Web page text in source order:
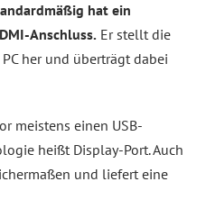
hat ein
Anschluss. Er stellt die
her und überträgt dabei
meistens einen USB-
heißt Display-Port. Auch
und liefert eine